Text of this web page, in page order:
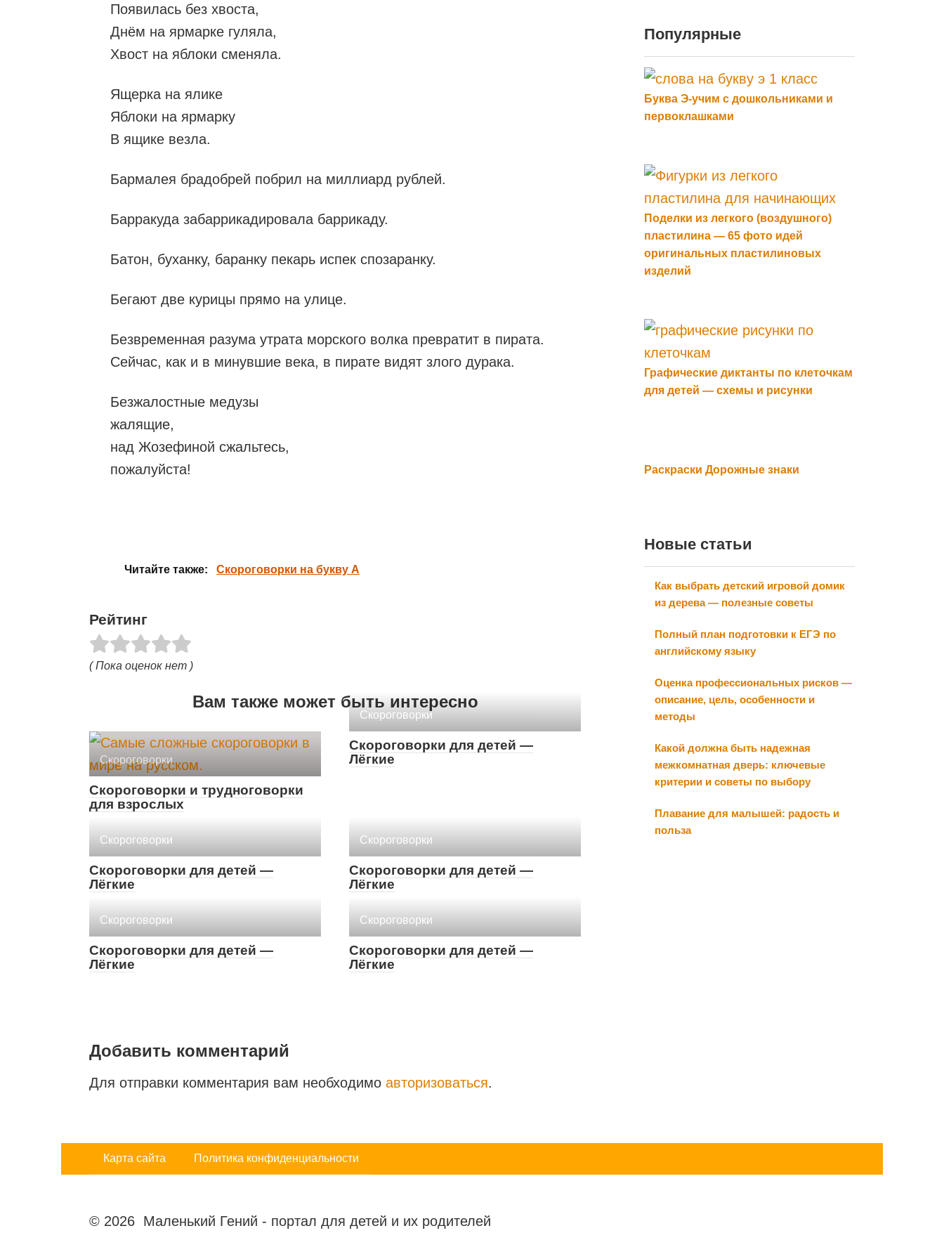
Появилась без хвоста,
Днём на ярмарке гуляла,
Хвост на яблоки сменяла.
Ящерка на ялике
Яблоки на ярмарку
В ящике везла.
Бармалея брадобрей побрил на миллиард рублей.
Барракуда забаррикадировала баррикаду.
Батон, буханку, баранку пекарь испек спозаранку.
Бегают две курицы прямо на улице.
Безвременная разума утрата морского волка превратит в пирата.
Сейчас, как и в минувшие века, в пирате видят злого дурака.
Безжалостные медузы
жалящие,
над Жозефиной сжальтесь,
пожалуйста!
Читайте также: Скороговорки на букву А
Рейтинг
( Пока оценок нет )
Вам также может быть интересно
Скороговорки
Скороговорки и трудноговорки
для взрослых
Скороговорки
Скороговорки для детей —
Лёгкие
Скороговорки
Скороговорки для детей —
Лёгкие
Скороговорки
Скороговорки для детей —
Лёгкие
Скороговорки
Скороговорки для детей —
Лёгкие
Скороговорки
Скороговорки для детей —
Лёгкие
Добавить комментарий
Для отправки комментария вам необходимо авторизоваться.
Популярные
Буква Э-учим с дошкольниками и
первоклашками
Поделки из легкого (воздушного)
пластилина — 65 фото идей
оригинальных пластилиновых
изделий
Графические диктанты по клеточкам
для детей — схемы и рисунки
Раскраски Дорожные знаки
Новые статьи
Как выбрать детский игровой домик
из дерева — полезные советы
Полный план подготовки к ЕГЭ по
английскому языку
Оценка профессиональных рисков —
описание, цель, особенности и
методы
Какой должна быть надежная
межкомнатная дверь: ключевые
критерии и советы по выбору
Плавание для малышей: радость и
польза
Карта сайта Политика конфиденциальности
© 2026 Маленький Гений - портал для детей и их родителей